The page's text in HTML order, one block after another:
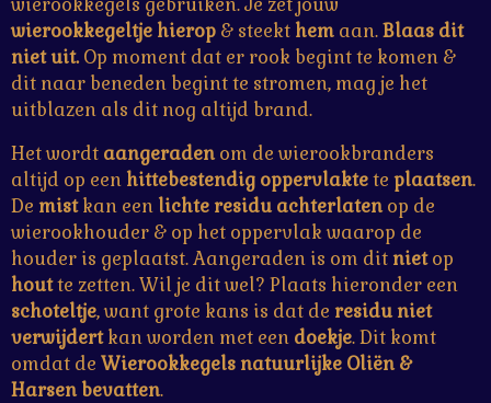
wierookkegeltje hierop & steekt hem aan.Blaas dit
niet uit.Op moment dat er rook begint te komen &
dit naar beneden begint te stromen, mag je het
uitblazen als dit nog altijd brand.
Het wordt aangeradenom de wierookbranders
altijd op een hittebestendig oppervlaktete plaatsen.
De mistkan een lichte residu achterlatenop de
wierookhouder & op het oppervlak waarop de
houder is geplaatst. Aangeraden is om dit nietop
houtte zetten. Wil je dit wel? Plaats hieronder een
schoteltje, want grote kans is dat de residu niet
verwijdertkan worden met een doekje. Dit komt
omdat de Wierookkegels natuurlijke Oliën &
Harsen bevatten.